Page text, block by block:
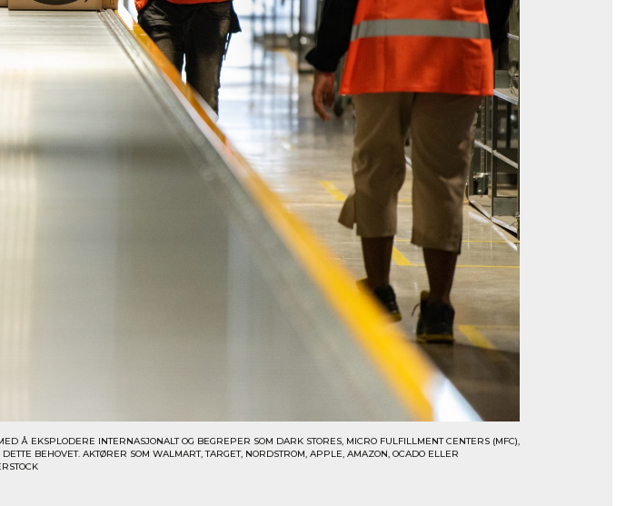
Å EKSPLODERE INTERNASJONALT OG BEGREPER SOM DARK STORES, MICRO FULFILLMENT CENTERS (MFC),
BEHOVET. AKTØRER SOM WALMART, TARGET, NORDSTROM, APPLE, AMAZON, OCADO ELLER